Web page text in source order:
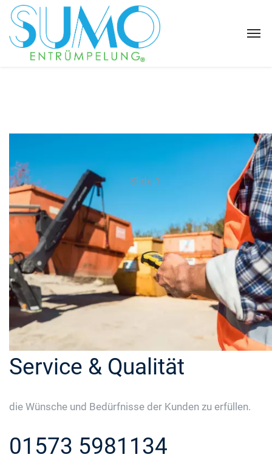
Slide 1
Service & Qualität
die Wünsche und Bedürfnisse der Kunden zu erfüllen.
01573 5981134